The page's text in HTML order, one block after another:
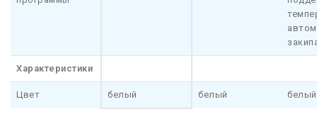
Характеристики
Цвет белый белый белый